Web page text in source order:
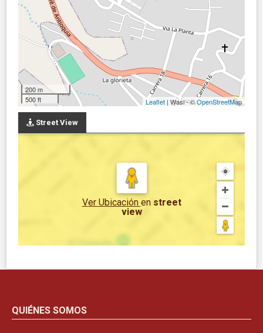
200 m
500 ft
Leaflet | Wasi - ©OpenStreetMap
Street View
Ver Ubicación en street
view
QUIÉNES SOMOS